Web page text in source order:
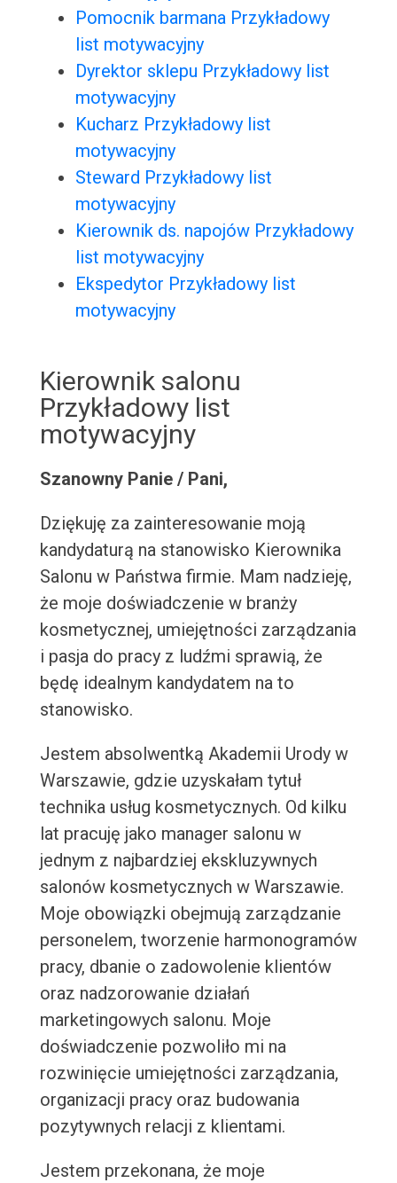
Pomocnik barmana Przykładowy
list motywacyjny
Dyrektor sklepu Przykładowy list
motywacyjny
Kucharz Przykładowy list
motywacyjny
Steward Przykładowy list
motywacyjny
Kierownik ds. napojów Przykładowy
list motywacyjny
Ekspedytor Przykładowy list
motywacyjny
Kierownik salonu
Przykładowy list
motywacyjny
Szanowny Panie / Pani,
Dziękuję za zainteresowanie moją
kandydaturą na stanowisko Kierownika
Salonu w Państwa firmie. Mam nadzieję,
że moje doświadczenie w branży
kosmetycznej, umiejętności zarządzania
i pasja do pracy z ludźmi sprawią, że
będę idealnym kandydatem na to
stanowisko.
Jestem absolwentką Akademii Urody w
Warszawie, gdzie uzyskałam tytuł
technika usług kosmetycznych. Od kilku
lat pracuję jako manager salonu w
jednym z najbardziej ekskluzywnych
salonów kosmetycznych w Warszawie.
Moje obowiązki obejmują zarządzanie
personelem, tworzenie harmonogramów
pracy, dbanie o zadowolenie klientów
oraz nadzorowanie działań
marketingowych salonu. Moje
doświadczenie pozwoliło mi na
rozwinięcie umiejętności zarządzania,
organizacji pracy oraz budowania
pozytywnych relacji z klientami.
Jestem przekonana, że moje